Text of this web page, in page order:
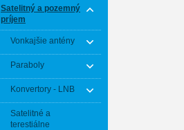
Satelitný a pozemný
príjem
Vonkajšie antény
Paraboly
Konvertory - LNB
Satelitné a
terestiálne